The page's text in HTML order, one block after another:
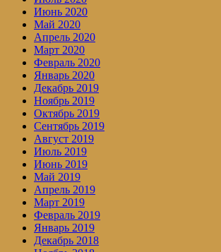
Июнь 2020
Май 2020
Апрель 2020
Март 2020
Февраль 2020
Январь 2020
Декабрь 2019
Ноябрь 2019
Октябрь 2019
Сентябрь 2019
Август 2019
Июль 2019
Июнь 2019
Май 2019
Апрель 2019
Март 2019
Февраль 2019
Январь 2019
Декабрь 2018